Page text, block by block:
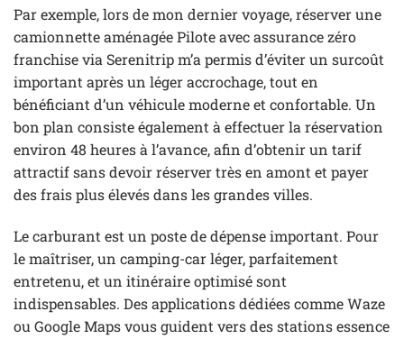
Par exemple, lors de mon dernier voyage, réserver une
camionnette aménagée Pilote avec assurance zéro
franchise via Serenitrip m’a permis d’éviter un surcoût
important après un léger accrochage, tout en
bénéficiant d’un véhicule moderne et confortable. Un
bon plan consiste également à effectuer la réservation
environ 48 heures à l’avance, afin d’obtenir un tarif
attractif sans devoir réserver très en amont et payer
des frais plus élevés dans les grandes villes.
Le carburant est un poste de dépense important. Pour
le maîtriser, un camping-car léger, parfaitement
entretenu, et un itinéraire optimisé sont
indispensables. Des applications dédiées comme Waze
ou Google Maps vous guident vers des stations essence